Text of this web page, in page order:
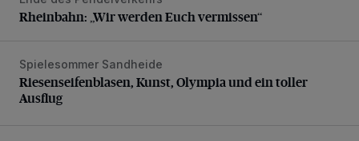
Rheinbahn: „Wir werden Euch vermissen“
Riesenseifenblasen, Kunst, Olympia und ein toller Ausflug
Spielesommer Sandheide
Riesenseifenblasen, Kunst, Olympia und ein toller
Ausflug